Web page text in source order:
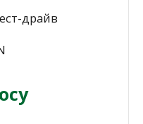
драйв